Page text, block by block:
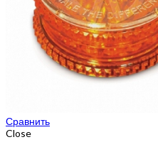
Сравнить
Close